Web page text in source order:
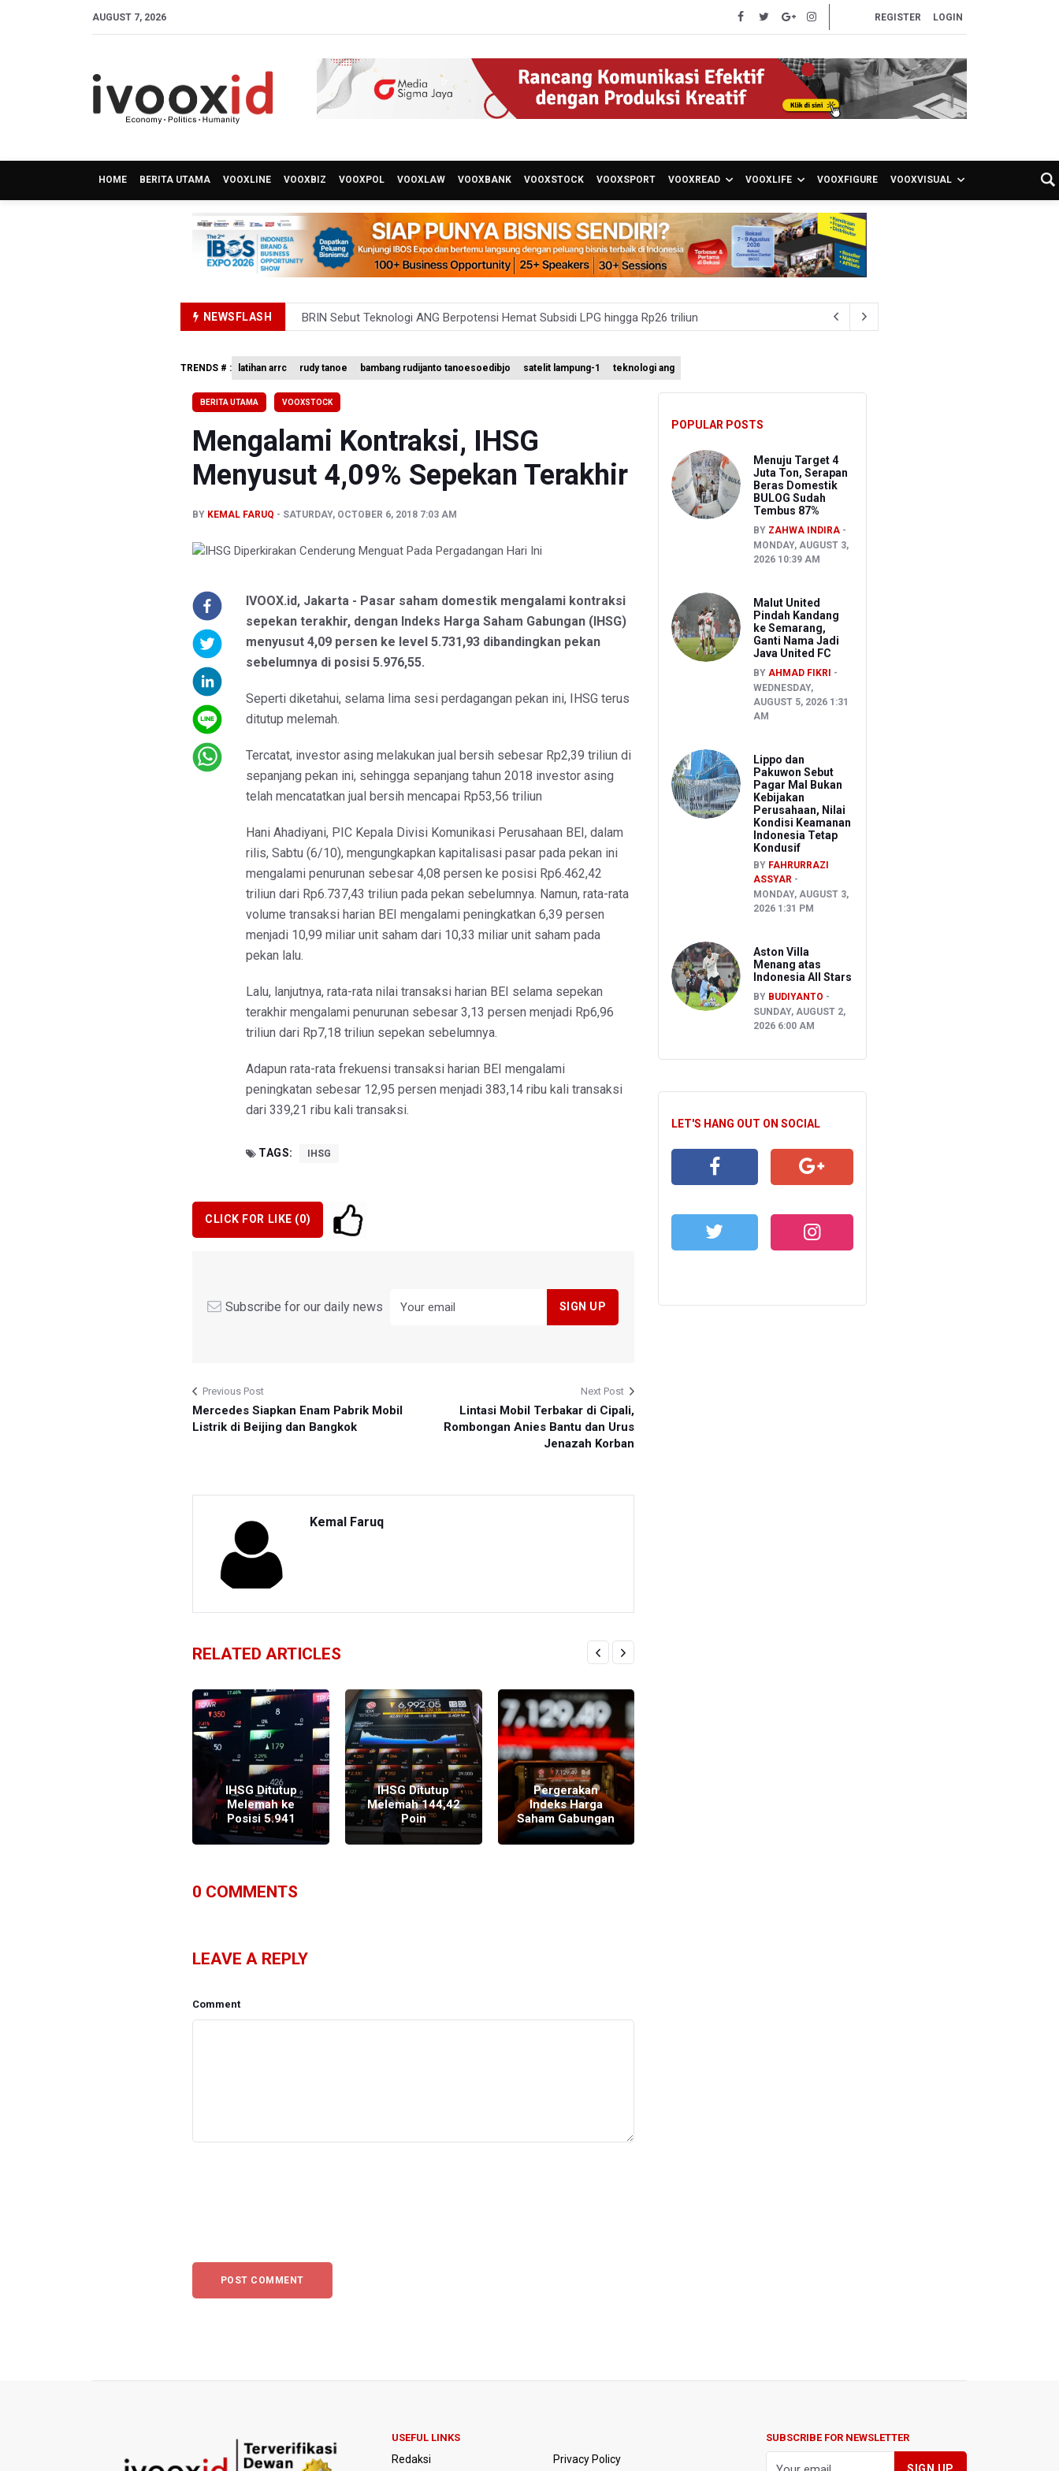
AUGUST 7, 2026 REGISTER LOGIN
HOME BERITA UTAMA VOOXLINE VOOXBIZ VOOXPOL VOOXLAW VOOXBANK VOOXSTOCK VOOXSPORT VOOXREAD VOOXLIFE VOOXFIGURE VOOXVISUAL
NEWSFLASH
BRIN Sebut Teknologi ANG Berpotensi Hemat Subsidi LPG hingga Rp26 triliun
BRIN Kembangkan Teknologi Modifikasi Cuaca hingga Desalinasi Air Laut Menghadapi Ancaman El Nino
KPK Minta Bambang Rudijanto Tanoesoedibjo Kooperatif, Sudah Tiga Kali Absen Pemeriksaan
BRIN Pastikan Keamanan Data Proyek Satelit Lampung-1
TRENDS # : latihan arrc rudy tanoe bambang rudijanto tanoesoedibjo satelit lampung-1 teknologi ang
BERITA UTAMA VOOXSTOCK
Mengalami Kontraksi, IHSG
Menyusut 4,09% Sepekan Terakhir
BY KEMAL FARUQ SATURDAY, OCTOBER 6, 2018 7:03 AM
IVOOX.id, Jakarta - Pasar saham domestik mengalami kontraksi
sepekan terakhir, dengan Indeks Harga Saham Gabungan (IHSG)
menyusut 4,09 persen ke level 5.731,93 dibandingkan pekan
sebelumnya di posisi 5.976,55.
Seperti diketahui, selama lima sesi perdagangan pekan ini, IHSG terus
ditutup melemah.
Tercatat, investor asing melakukan jual bersih sebesar Rp2,39 triliun di
sepanjang pekan ini, sehingga sepanjang tahun 2018 investor asing
telah mencatatkan jual bersih mencapai Rp53,56 triliun
Hani Ahadiyani, PIC Kepala Divisi Komunikasi Perusahaan BEI, dalam
rilis, Sabtu (6/10), mengungkapkan kapitalisasi pasar pada pekan ini
mengalami penurunan sebesar 4,08 persen ke posisi Rp6.462,42
triliun dari Rp6.737,43 triliun pada pekan sebelumnya. Namun, rata-rata
volume transaksi harian BEI mengalami peningkatkan 6,39 persen
menjadi 10,99 miliar unit saham dari 10,33 miliar unit saham pada
pekan lalu.
Lalu, lanjutnya, rata-rata nilai transaksi harian BEI selama sepekan
terakhir mengalami penurunan sebesar 3,13 persen menjadi Rp6,96
triliun dari Rp7,18 triliun sepekan sebelumnya.
Adapun rata-rata frekuensi transaksi harian BEI mengalami
peningkatan sebesar 12,95 persen menjadi 383,14 ribu kali transaksi
dari 339,21 ribu kali transaksi.
TAGS: IHSG
CLICK FOR LIKE (0)
Subscribe for our daily news
Previous Post
Mercedes Siapkan Enam Pabrik Mobil
Listrik di Beijing dan Bangkok
Next Post
Lintasi Mobil Terbakar di Cipali,
Rombongan Anies Bantu dan Urus
Jenazah Korban
Kemal Faruq
RELATED ARTICLES
IHSG Ditutup
Melemah ke
Posisi 5.941
IHSG Ditutup
Melemah 144,42
Poin
Pergerakan
Indeks Harga
Saham Gabungan
0 COMMENTS
LEAVE A REPLY
Comment
POPULAR POSTS
Menuju Target 4
Juta Ton, Serapan
Beras Domestik
BULOG Sudah
Tembus 87%
BY ZAHWA INDIRA
MONDAY, AUGUST 3,
2026 10:39 AM
Malut United
Pindah Kandang
ke Semarang,
Ganti Nama Jadi
Java United FC
BY AHMAD FIKRI
WEDNESDAY,
AUGUST 5, 2026 1:31
AM
Lippo dan
Pakuwon Sebut
Pagar Mal Bukan
Kebijakan
Perusahaan, Nilai
Kondisi Keamanan
Indonesia Tetap
Kondusif
BY FAHRURRAZI
ASSYAR
MONDAY, AUGUST 3,
2026 1:31 PM
Aston Villa
Menang atas
Indonesia All Stars
BY BUDIYANTO
SUNDAY, AUGUST 2,
2026 6:00 AM
LET'S HANG OUT ON SOCIAL
USEFUL LINKS
Redaksi
Privacy Policy
SUBSCRIBE FOR NEWSLETTER